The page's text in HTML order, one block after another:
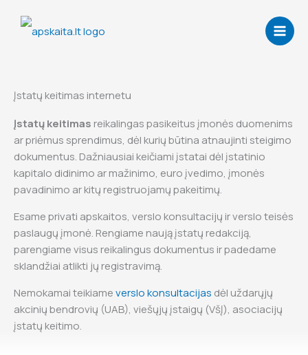
content
Įstatų keitimas internetu
Įstatų keitimas reikalingas pasikeitus įmonės duomenims
ar priėmus sprendimus, dėl kurių būtina atnaujinti steigimo
dokumentus. Dažniausiai keičiami įstatai dėl įstatinio
kapitalo didinimo ar mažinimo, euro įvedimo, įmonės
pavadinimo ar kitų registruojamų pakeitimų.
Esame privati apskaitos, verslo konsultacijų ir verslo teisės
paslaugų įmonė. Rengiame naują įstatų redakciją,
parengiame visus reikalingus dokumentus ir padedame
sklandžiai atlikti jų registravimą.
Nemokamai teikiameverslo konsultacijas dėl uždarųjų
akcinių bendrovių (UAB), viešųjų įstaigų (VšĮ), asociacijų
įstatų keitimo.